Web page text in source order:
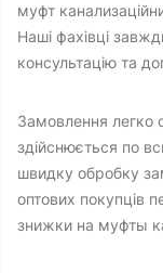
муфт
Наші фахівці
консультацію та
Замовлення легко
здійснюється по
швидку обробку
оптових покупців
знижки на муфты